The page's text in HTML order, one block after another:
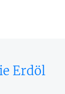
Erdöl